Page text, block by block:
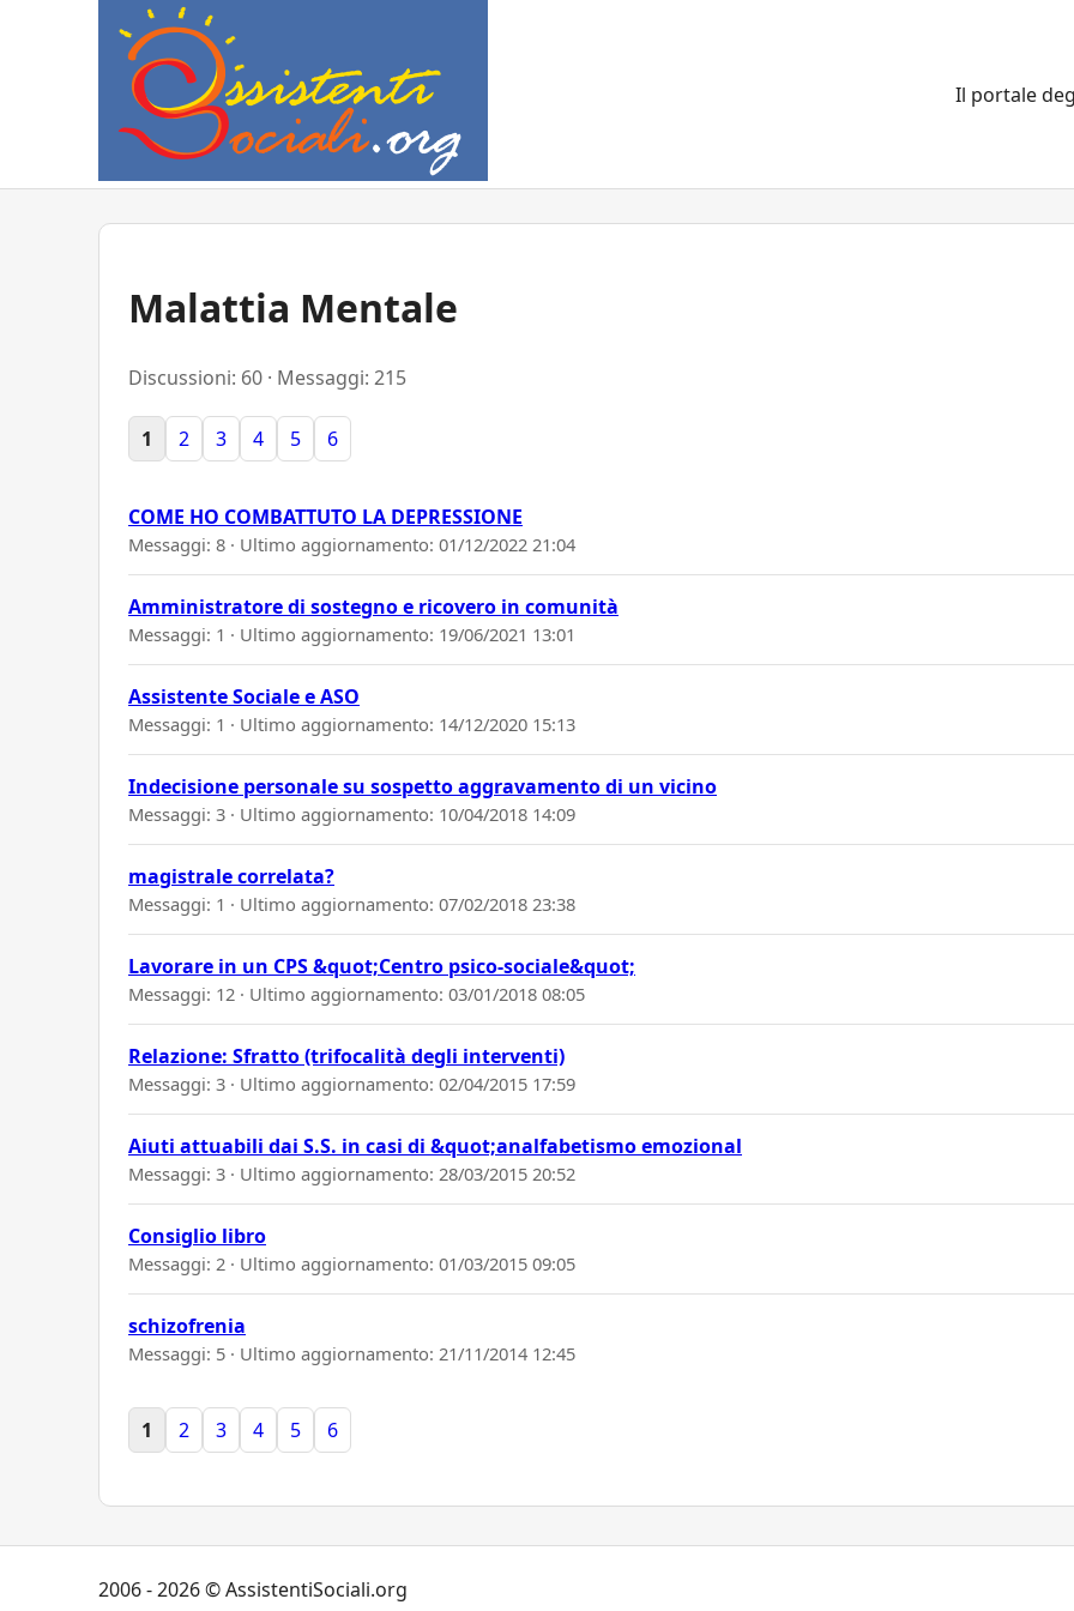
Il portale
Malattia Mentale
Discussioni: 60 · Messaggi: 215
1 2 3 4 5 6
COME HO COMBATTUTO LA DEPRESSIONE
Messaggi: 8 · Ultimo aggiornamento: 01/12/2022 21:04
Amministratore di sostegno e ricovero in comunità
Messaggi: 1 · Ultimo aggiornamento: 19/06/2021 13:01
Assistente Sociale e ASO
Messaggi: 1 · Ultimo aggiornamento: 14/12/2020 15:13
Indecisione personale su sospetto aggravamento di un vicino
Messaggi: 3 · Ultimo aggiornamento: 10/04/2018 14:09
magistrale correlata?
Messaggi: 1 · Ultimo aggiornamento: 07/02/2018 23:38
Lavorare in un CPS &quot;Centro psico-sociale&quot;
Messaggi: 12 · Ultimo aggiornamento: 03/01/2018 08:05
Relazione: Sfratto (trifocalità degli interventi)
Messaggi: 3 · Ultimo aggiornamento: 02/04/2015 17:59
Aiuti attuabili dai S.S. in casi di &quot;analfabetismo emozional
Messaggi: 3 · Ultimo aggiornamento: 28/03/2015 20:52
Consiglio libro
Messaggi: 2 · Ultimo aggiornamento: 01/03/2015 09:05
schizofrenia
Messaggi: 5 · Ultimo aggiornamento: 21/11/2014 12:45
1 2 3 4 5 6
2006 - 2026 © AssistentiSociali.org